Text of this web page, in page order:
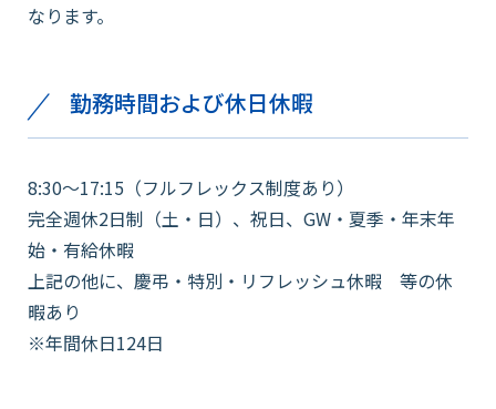
なります。
勤務時間および休日休暇
8:30～17:15（フルフレックス制度あり）
完全週休2日制（土・日）、祝日、GW・夏季・年末年
始・有給休暇
上記の他に、慶弔・特別・リフレッシュ休暇 等の休
暇あり
※年間休日124日